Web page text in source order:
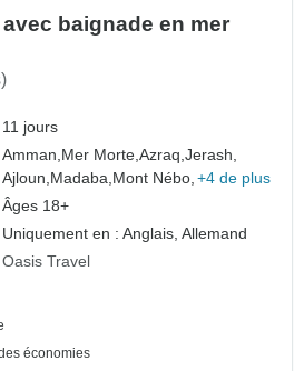
baignade en mer
11 jours
Amman, Mer Morte,Azraq,Jerash,
Ajloun, Madaba, Mont Nébo, +4 de plus
Âges 18+
Uniquement en : Anglais, Allemand
Oasis Travel
économies